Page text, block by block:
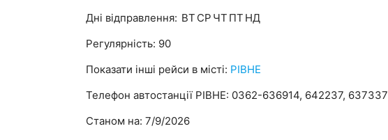
Дні відправлення: ВТ СР ЧТ ПТ НД
Регулярність: 90
Показати інші рейси в місті: РІВНЕ
Телефон автостанції РІВНЕ: 0362-636914, 642237, 637337
Станом на: 7/9/2026